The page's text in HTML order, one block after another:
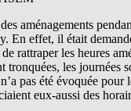
aménagements
En effet, il était
rattraper les heures
tronquées, les journées
pas été évoquée pour
eux-aussi des